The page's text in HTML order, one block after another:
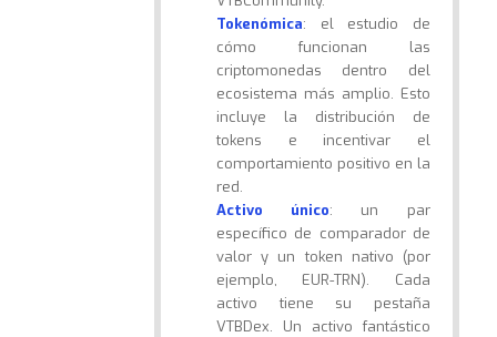
Tokenómica: el estudio de
cómo funcionan las
criptomonedas dentro del
ecosistema más amplio. Esto
incluye la distribución de
tokens e incentivar el
comportamiento positivo en la
red.
Activo único: un par
específico de comparador de
valor y un token nativo (por
ejemplo, EUR-TRN). Cada
activo tiene su pestaña
VTBDex. Un activo fantástico